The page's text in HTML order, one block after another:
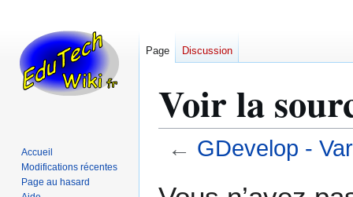
Voir la
← GDevelop -
Page Discussion
Accueil
Modifications récentes
Page au hasard